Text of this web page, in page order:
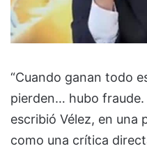
“Cuando ganan todo
pierden… hubo fraude.
escribió Vélez, en una
como una crítica